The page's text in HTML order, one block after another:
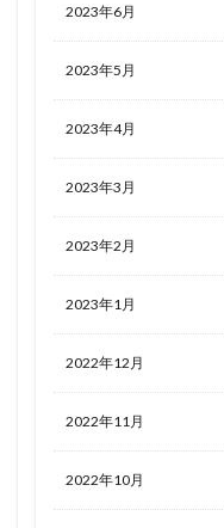
2023年6月
2023年5月
2023年4月
2023年3月
2023年2月
2023年1月
2022年12月
2022年11月
2022年10月